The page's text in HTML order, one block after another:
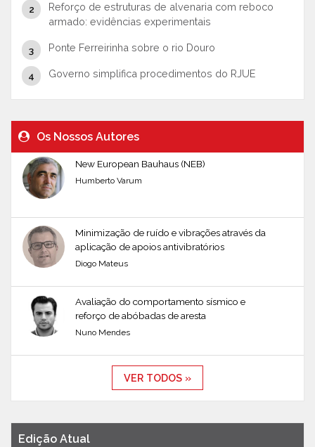
Reforço de estruturas de alvenaria com reboco
armado: evidências experimentais
Ponte Ferreirinha sobre o rio Douro
Governo simplifica procedimentos do RJUE
Os Nossos Autores
New European Bauhaus (NEB)
Humberto Varum
Minimização de ruído e vibrações através da
aplicação de apoios antivibratórios
Diogo Mateus
Avaliação do comportamento sísmico e
reforço de abóbadas de aresta
Nuno Mendes
VER TODOS »
Edição Atual